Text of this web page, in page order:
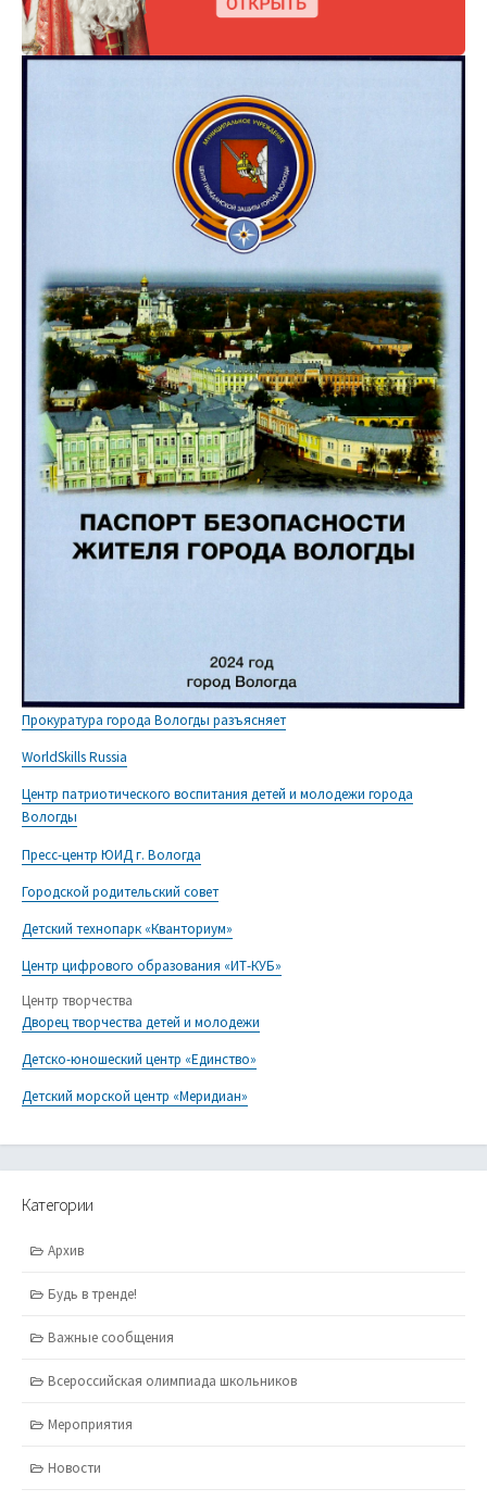
Прокуратура города Вологды разъясняет
WorldSkills Russia
Центр патриотического воспитания детей и молодежи города
Вологды
Пресс-центр ЮИД г. Вологда
Городской родительский совет
Детский технопарк «Кванториум»
Центр цифрового образования «ИТ-КУБ»
Центр творчества
Дворец творчества детей и молодежи
Детско-юношеский центр «Единство»
Детский морской центр «Меридиан»
Категории
Архив
Будь в тренде!
Важные сообщения
Всероссийская олимпиада школьников
Мероприятия
Новости